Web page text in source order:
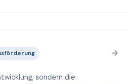
→
sondern die